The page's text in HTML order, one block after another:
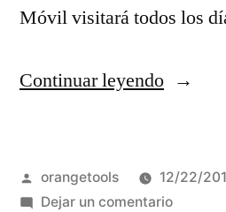
Móvil visitará todos los
Continuar leyendo“Ya
Publicado
por
orangetools 12/22/
Dejar un comentarioen